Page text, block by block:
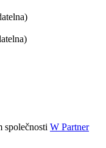
společnosti W Partner